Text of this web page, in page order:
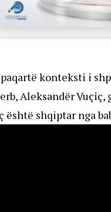
konteksti i
Aleksandër
është shqiptar nga